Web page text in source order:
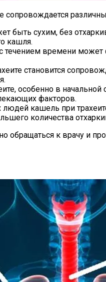
сопровождается
быть сухим, без
кашля.
течением времени
становится
особенно в
факторов.
людей кашель при
количества
обращаться к врачу и